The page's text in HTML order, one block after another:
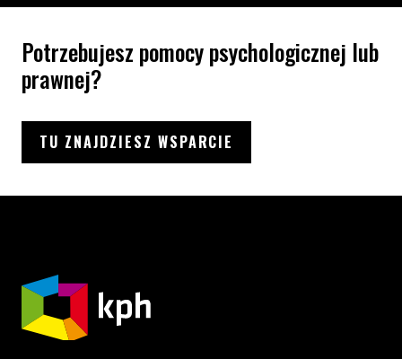
Potrzebujesz pomocy psychologicznej lub
prawnej?
TU ZNAJDZIESZ WSPARCIE